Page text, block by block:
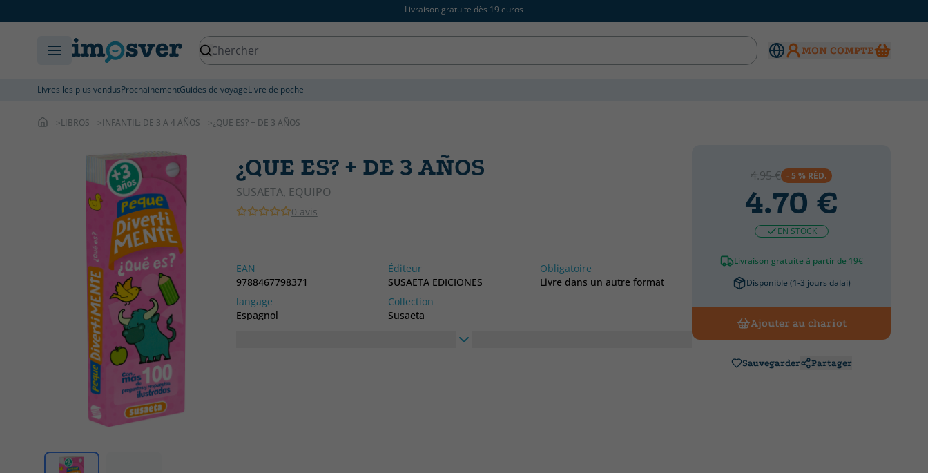
Livraison gratuite dès 19 euros
MON COMPTE
Livres les plus vendusProchainementGuides de voyageLivre de poche
LIBROS INFANTIL: DE 3 A 4 AÑOS ¿QUE ES? + DE 3 AÑOS
¿QUE ES? + DE 3 AÑOS
SUSAETA, EQUIPO
0 avis
EAN
9788467798371
Éditeur
SUSAETA EDICIONES
Obligatoire
Livre dans un autre format
langage
Espagnol
Collection
Susaeta
4.95 € - 5 % RÉD.
4.70 €
EN STOCK
Livraison gratuite à partir de 19€
Disponible (1-3 jours dalai)
Ajouter au chariot
Sauvegarder Partager